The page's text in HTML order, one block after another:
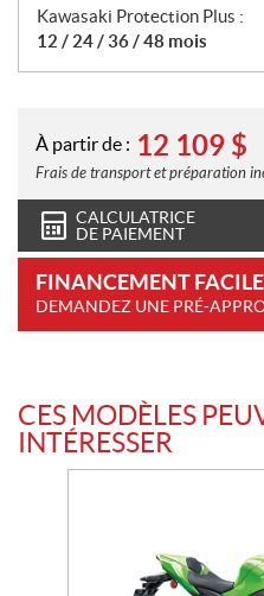
Kawasaki Protection Plus :
12 / 24 / 36 / 48 mois
À partir de : 12 109 $
Frais de transport et préparation
CALCULATRICE
DE PAIEMENT
FINANCEMENT FACILE
DEMANDEZ UNE PRÉ-
CES MODÈLES
INTÉRESSER